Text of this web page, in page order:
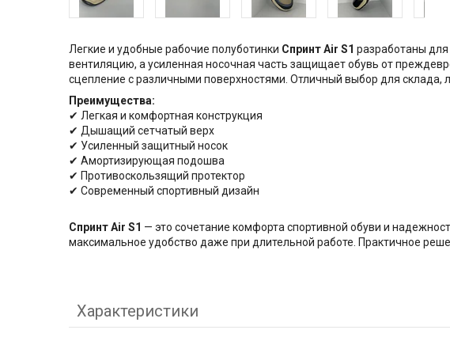
Легкие и удобные рабочие полуботинки Спринт Air S1 разработаны
вентиляцию, а усиленная носочная часть защищает обувь от
сцепление с различными поверхностями. Отличный выбор для склада,
Преимущества:
✔ Легкая и комфортная конструкция
✔ Дышащий сетчатый верх
✔ Усиленный защитный носок
✔ Амортизирующая подошва
✔ Противоскользящий протектор
✔ Современный спортивный дизайн
Спринт Air S1 — это сочетание комфорта спортивной обуви и
максимальное удобство даже при длительной работе. Практичное
Характеристики